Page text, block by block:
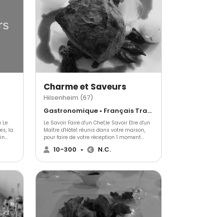
Le
la
cet
Charme et Saveurs
Hilsenheim (67)
Gastronomique • Français Traditionnel
Le Savoir Faire d'un Chef,le Savoir Etre d'un
Maître d'Hôtel réunis dans votre maison,
pour faire de votre réception 1 moment
d'exception.
10-300 • N.C.